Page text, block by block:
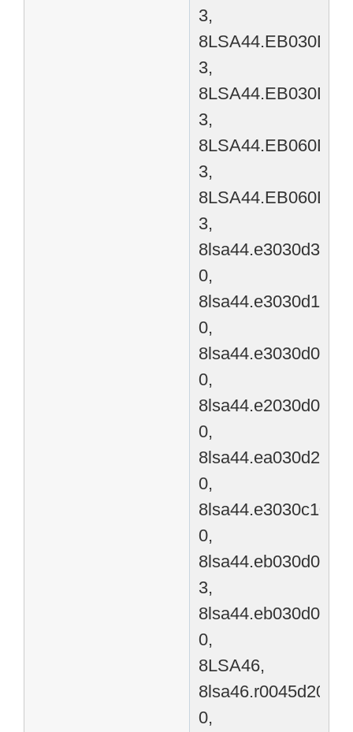
3,
3,
3,
3,
3,
8lsa44.e3030d300-
0,
8lsa44.e3030d100-
0,
8lsa44.e3030d000-
0,
8lsa44.e2030d000-
0,
8lsa44.ea030d200-
0,
8lsa44.e3030c100-
0,
8lsa44.eb030d000-
3,
8lsa44.eb030d000-
0,
8LSA46,
8lsa46.r0045d200-
0,